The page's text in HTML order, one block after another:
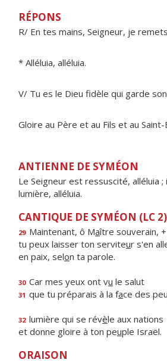
RÉPONS
R/ En tes mains, Seigneur, je
* Alléluia, alléluia.
V/ Tu es le Dieu fidèle qui garde
Gloire au Père et au Fils et au
ANTIENNE DE SYMÉON
Le Seigneur est ressuscité, alléluia
lumière, alléluia.
CANTIQUE DE SYMÉON (LC 2)
29 Maintenant, ô Maître souverain, +
tu peux laisser ton serviteur s'en
en paix, selon ta parole.
30 Car mes yeux ont vu le salut
31 que tu préparais à la face des
32 lumière qui se révèle aux nations
et donne gloire à ton peuple Israël.
ORAISON